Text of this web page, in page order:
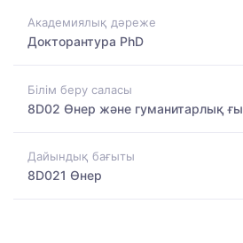
Академиялық дәреже
Докторантура PhD
Білім беру саласы
8D02 Өнер және гуманитарлық
Дайындық бағыты
8D021 Өнер